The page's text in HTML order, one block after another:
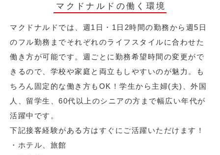
マクドナルドの働く環境
マクドナルドでは、週1日・1日2時間の勤務から週5日
のフル勤務までそれぞれのライフスタイルに合わせた
働き方が可能です。週ごとに勤務希望時間の変更がで
きるので、学校や家庭と両立もしやすいのが魅力。も
ちろん固定的な働き方もOK！学生から主婦(夫)、外国
人、留学生、60代以上のシニアの方まで幅広い年代が
活躍中です。
下記接客経験がある方はすぐにご活躍いただけます！
・ホテル、旅館